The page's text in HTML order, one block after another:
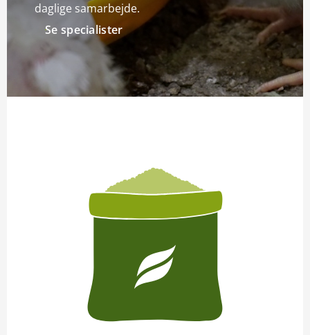
daglige samarbejde.
Se specialister
Den Gode Levering
Find afdeling
Produktspecialister
Se Fødevarestyrelsens smiley-rapporter